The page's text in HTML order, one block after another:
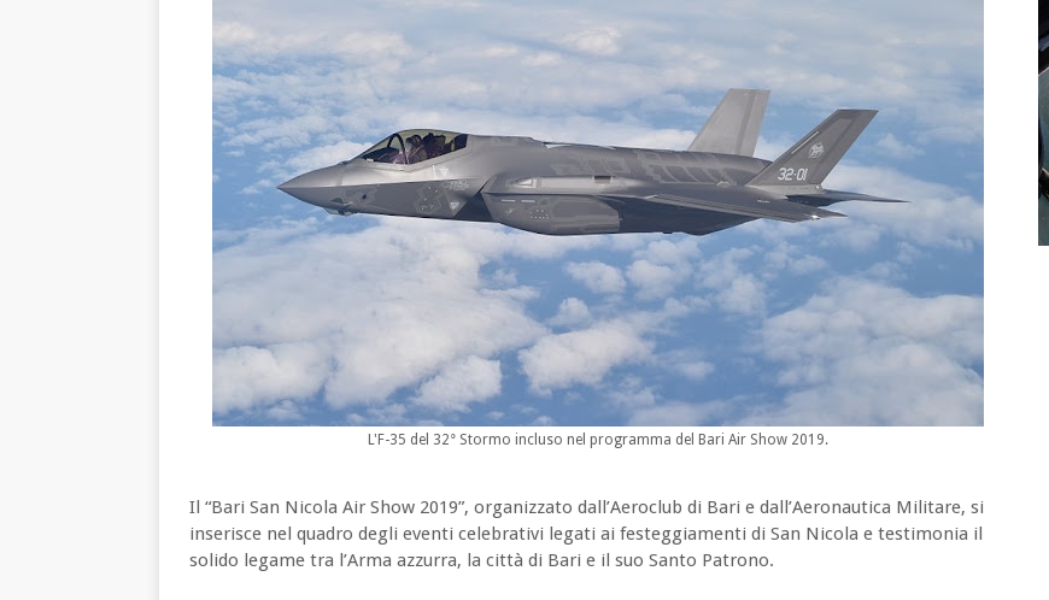
L'F-35 del 32° Stormo incluso nel programma del Bari Air Show 2019.
Il “Bari San Nicola Air Show 2019”, organizzato dall’Aeroclub di Bari e dall’Aeronautica Militare, si
inserisce nel quadro degli eventi celebrativi legati ai festeggiamenti di San Nicola e testimonia il
solido legame tra l’Arma azzurra, la città di Bari e il suo Santo Patrono.